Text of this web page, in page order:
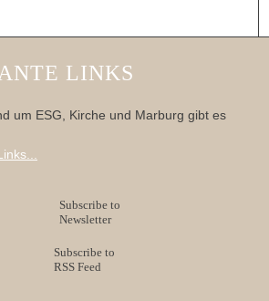
LINKS
um ESG, Kirche und Marburg gibt es
Subscribe to
Newsletter
Subscribe to
RSS Feed